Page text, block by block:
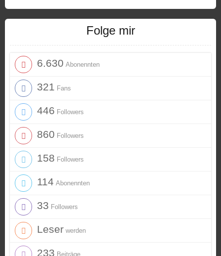
Folge mir
6.630 Abonennten
321 Fans
446 Followers
860 Followers
158 Followers
114 Abonennten
33 Followers
Leser werden
233 Beiträge